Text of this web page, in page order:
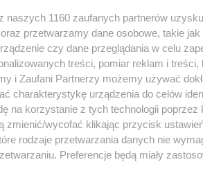
naszych 1160 zaufanych partnerów
przetwarzamy dane osobowe, takie jak
czy dane przeglądania w celu
treści, pomiar reklam i treści,
i Zaufani Partnerzy możemy używać
charakterystykę urządzenia do celów
na korzystanie z tych technologii poprzez
zmienić/wycofać klikając przycisk
rodzaje przetwarzania danych nie
Preferencje będą miały